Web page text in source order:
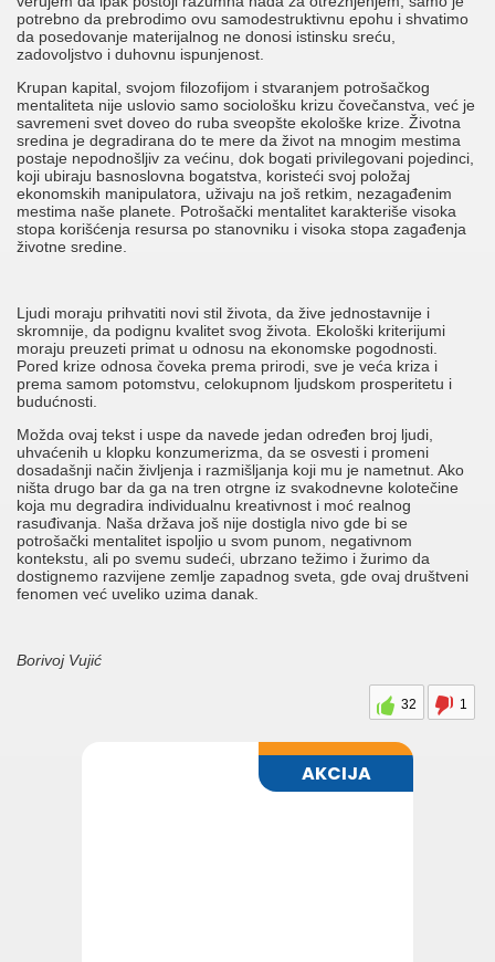
potrebno da prebrodimo ovu samodestruktivnu epohu i shvatimo
da posedovanje materijalnog ne donosi istinsku sreću,
zadovoljstvo i duhovnu ispunjenost.
Krupan kapital, svojom filozofijom i stvaranjem potrošačkog
mentaliteta nije uslovio samo sociološku krizu čovečanstva, već je
savremeni svet doveo do ruba sveopšte ekološke krize. Životna
sredina je degradirana do te mere da život na mnogim mestima
postaje nepodnošljiv za većinu, dok bogati privilegovani pojedinci,
koji ubiraju basnoslovna bogatstva, koristeći svoj položaj
ekonomskih manipulatora, uživaju na još retkim, nezagađenim
mestima naše planete. Potrošački mentalitet karakteriše visoka
stopa korišćenja resursa po stanovniku i visoka stopa zagađenja
životne sredine.
Ljudi moraju prihvatiti novi stil života, da žive jednostavnije i
skromnije, da podignu kvalitet svog života. Ekološki kriterijumi
moraju preuzeti primat u odnosu na ekonomske pogodnosti.
Pored krize odnosa čoveka prema prirodi, sve je veća kriza i
prema samom potomstvu, celokupnom ljudskom prosperitetu i
budućnosti.
Možda ovaj tekst i uspe da navede jedan određen broj ljudi,
uhvaćenih u klopku konzumerizma, da se osvesti i promeni
dosadašnji način življenja i razmišljanja koji mu je nametnut. Ako
ništa drugo bar da ga na tren otrgne iz svakodnevne kolotečine
koja mu degradira individualnu kreativnost i moć realnog
rasuđivanja. Naša država još nije dostigla nivo gde bi se
potrošački mentalitet ispoljio u svom punom, negativnom
kontekstu, ali po svemu sudeći, ubrzano težimo i žurimo da
dostignemo razvijene zemlje zapadnog sveta, gde ovaj društveni
fenomen već uveliko uzima danak.
Borivoj Vujić
32 1